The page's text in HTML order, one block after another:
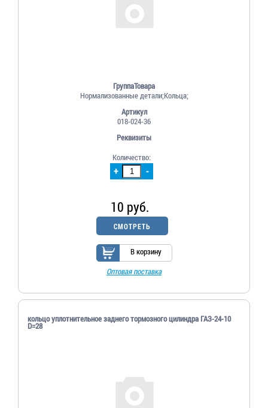
ГруппаТовара
Нормализованные детали;Кольца;
Артикул
018-024-36
Реквизиты
+ -
Количество:
10 руб.
СМОТРЕТЬ
В корзину
Оптовая поставка
кольцо уплотнительное заднего тормозного цилиндра ГАЗ-24-10
D=28